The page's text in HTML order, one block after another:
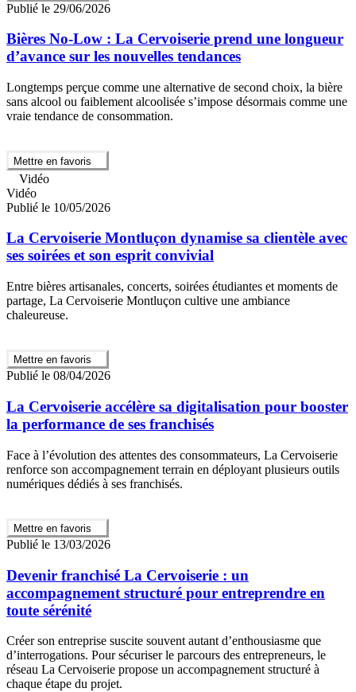
Publié le 29/06/2026
Bières No-Low : La Cervoiserie prend une longueur
d’avance sur les nouvelles tendances
Longtemps perçue comme une alternative de second choix, la bière
sans alcool ou faiblement alcoolisée s’impose désormais comme une
vraie tendance de consommation.
Mettre en favoris
Vidéo
Vidéo
Publié le 10/05/2026
La Cervoiserie Montluçon dynamise sa clientèle avec
ses soirées et son esprit convivial
Entre bières artisanales, concerts, soirées étudiantes et moments de
partage, La Cervoiserie Montluçon cultive une ambiance
chaleureuse.
Mettre en favoris
Publié le 08/04/2026
La Cervoiserie accélère sa digitalisation pour booster
la performance de ses franchisés
Face à l’évolution des attentes des consommateurs, La Cervoiserie
renforce son accompagnement terrain en déployant plusieurs outils
numériques dédiés à ses franchisés.
Mettre en favoris
Publié le 13/03/2026
Devenir franchisé La Cervoiserie : un
accompagnement structuré pour entreprendre en
toute sérénité
Créer son entreprise suscite souvent autant d’enthousiasme que
d’interrogations. Pour sécuriser le parcours des entrepreneurs, le
réseau La Cervoiserie propose un accompagnement structuré à
chaque étape du projet.